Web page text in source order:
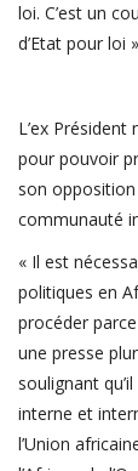
loi. C’est un
d’Etat pour loi
L’ex
pour pouvoir
son
communauté
« Il est
politiques en
procéder
une presse
soulignant
interne et
l’Union